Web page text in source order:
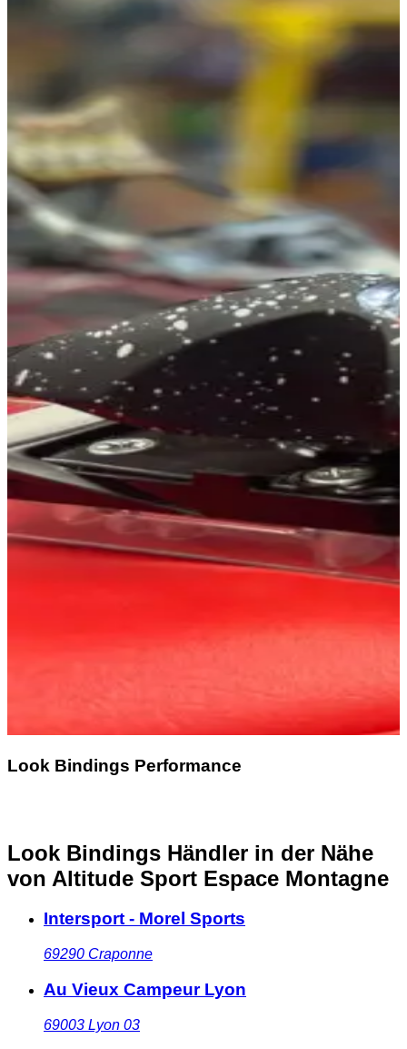
Look Bindings Performance
Look Bindings Händler in der Nähe
von Altitude Sport Espace Montagne
Intersport - Morel Sports
69290 Craponne
Au Vieux Campeur Lyon
69003 Lyon 03